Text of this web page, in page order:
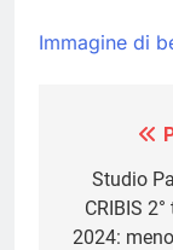
Immagine di
articoli
Studio
CRIBIS
2024: